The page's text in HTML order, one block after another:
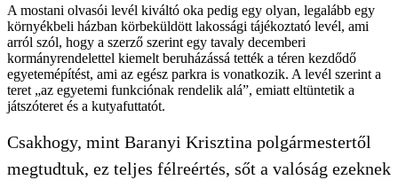
A mostani olvasói levél kiváltó oka pedig egy olyan, legalább egy
környékbeli házban körbeküldött lakossági tájékoztató levél, ami
arról szól, hogy a szerző szerint egy tavaly decemberi
kormányrendelettel kiemelt beruházássá tették a téren kezdődő
egyetemépítést, ami az egész parkra is vonatkozik. A levél szerint a
teret „az egyetemi funkciónak rendelik alá”, emiatt eltüntetik a
játszóteret és a kutyafuttatót.
Csakhogy, mint Baranyi Krisztina polgármestertől
megtudtuk, ez teljes félreértés, sőt a valóság ezeknek